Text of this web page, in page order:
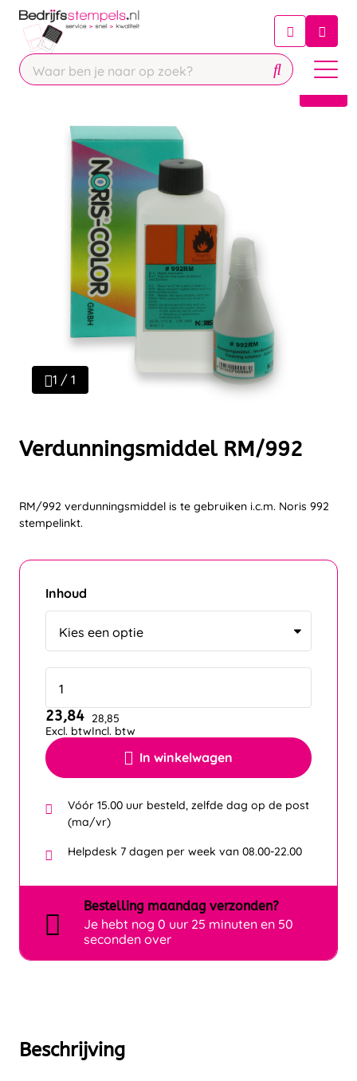
Chatbot
Chat 24/7 met onze chatbot voor
Contact
Beschrijving
1 / 1
Verdunningsmiddel RM/992
RM/992 verdunningsmiddel is te gebruiken i.c.m. Noris 992
stempelinkt.
Inhoud
In winkelwagen
23,84
Excl. btw
28,85
Incl. btw
Vóór 15.00 uur besteld, zelfde dag op de post
(ma/vr)
Helpdesk 7 dagen per week van 08.00-22.00
Bestelling maandag verzonden?
Je hebt nog 0 uur 25 minuten en 50
seconden over